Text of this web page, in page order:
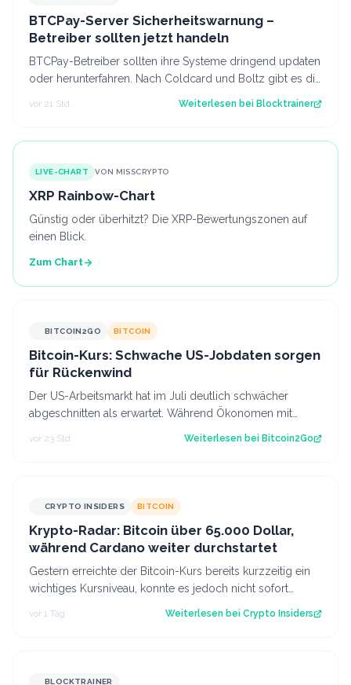
BTCPay-Server Sicherheitswarnung –
Betreiber sollten jetzt handeln
BTCPay-Betreiber sollten ihre Systeme dringend updaten
oder herunterfahren. Nach Coldcard und Boltz gibt es die
vor 21 Std. Weiterlesen bei Blocktrainer
LIVE-CHART VON MISSCRYPTO
XRP Rainbow-Chart
Günstig oder überhitzt? Die XRP-Bewertungszonen auf
einen Blick.
Zum Chart
BITCOIN2GO BITCOIN
Bitcoin-Kurs: Schwache US-Jobdaten sorgen
für Rückenwind
Der US-Arbeitsmarkt hat im Juli deutlich schwächer
abgeschnitten als erwartet. Während Ökonomen mit
vor 23 Std. Weiterlesen bei Bitcoin2Go
CRYPTO INSIDERS BITCOIN
Krypto-Radar: Bitcoin über 65.000 Dollar,
während Cardano weiter durchstartet
Gestern erreichte der Bitcoin-Kurs bereits kurzzeitig ein
wichtiges Kursniveau, konnte es jedoch nicht sofort
vor 1 Tag Weiterlesen bei Crypto Insiders
BLOCKTRAINER